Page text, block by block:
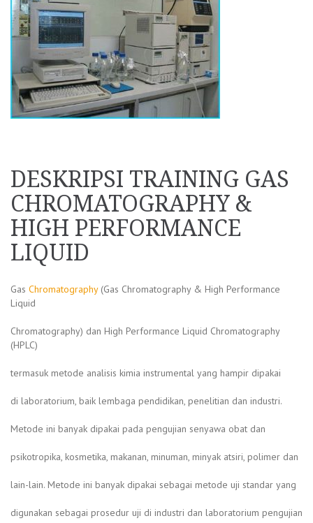
DESKRIPSI TRAINING GAS
CHROMATOGRAPHY &
HIGH PERFORMANCE
LIQUID
Gas Chromatography(Gas Chromatography & High Performance
Liquid
Chromatography) dan High Performance Liquid Chromatography
(HPLC)
termasuk metode analisis kimia instrumental yang hampir dipakai
di laboratorium, baik lembaga pendidikan, penelitian dan industri.
Metode ini banyak dipakai pada pengujian senyawa obat dan
psikotropika, kosmetika, makanan, minuman, minyak atsiri, polimer dan
lain-lain. Metode ini banyak dipakai sebagai metode uji standar yang
digunakan sebagai prosedur uji di industri dan laboratorium pengujian